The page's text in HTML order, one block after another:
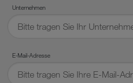
Unternehmen
E-Mail-Adresse